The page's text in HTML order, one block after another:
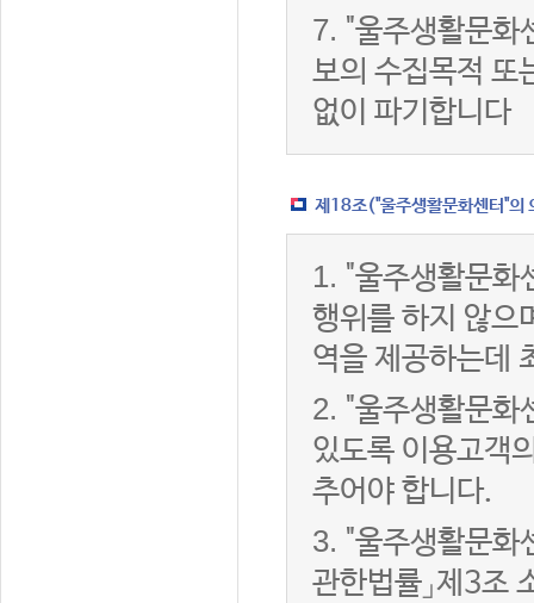
7. "울주생활문화
보의 수집목적 또
없이 파기합니다
제18조("울주생활문화센터"의
1. "울주생활문화
행위를 하지 않으
역을 제공하는데
2. "울주생활문화
있도록 이용고객
추어야 합니다.
3. "울주생활문화
관한법률」제3조